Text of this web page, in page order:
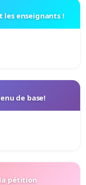
les enseignants !
de base!
pétition